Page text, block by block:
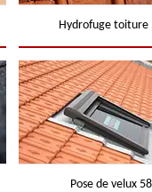
Hydrofuge toiture
Pose de velux 58